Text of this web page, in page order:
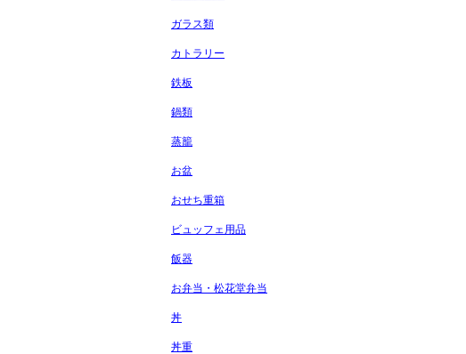
ガラス類
カトラリー
鉄板
鍋類
蒸籠
お盆
おせち重箱
ビュッフェ用品
飯器
お弁当・松花堂弁当
丼
丼重